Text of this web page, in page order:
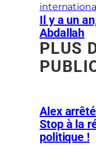
Il y a un
Abdallah
PLUS
Alex
Stop à la
politique !